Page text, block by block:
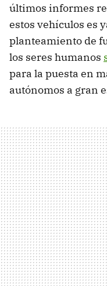
últimos informes
estos vehículos es
planteamiento de
los seres humanos
para la puesta en
autónomos a gran